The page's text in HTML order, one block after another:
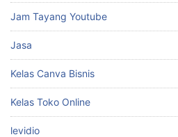
Jam Tayang Youtube
Jasa
Kelas Canva Bisnis
Kelas Toko Online
levidio